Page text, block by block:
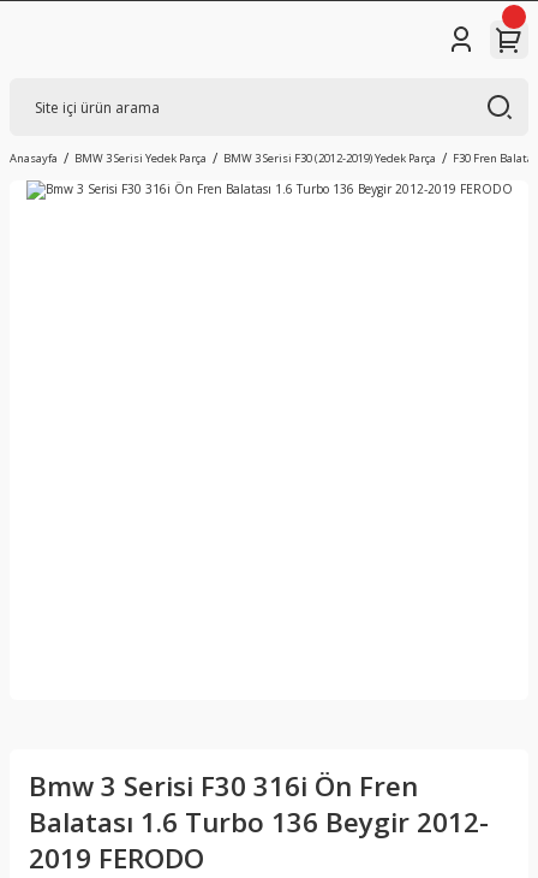
Anasayfa BMW 3 Serisi Yedek Parça BMW 3 Serisi F30 (2012-2019) Yedek Parça F30 Fren
Bmw 3 Serisi F30 316i Ön Fren
Balatası 1.6 Turbo 136 Beygir 2012-
2019 FERODO